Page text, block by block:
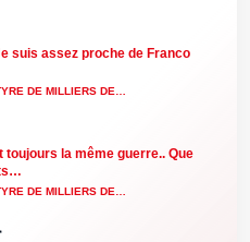
suis assez proche de Franco
DE MILLIERS DE…
la même guerre.. Que
DE MILLIERS DE…